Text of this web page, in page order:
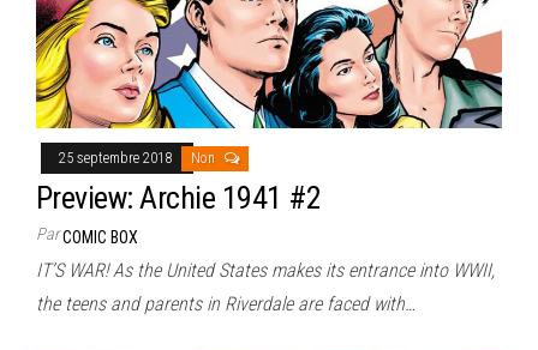
25 septembre 2018 Non
Preview: Archie 1941 #2
ParCOMIC BOX
IT’S WAR! As the United States makes its entrance into WWII,
the teens and parents in Riverdale are faced with…